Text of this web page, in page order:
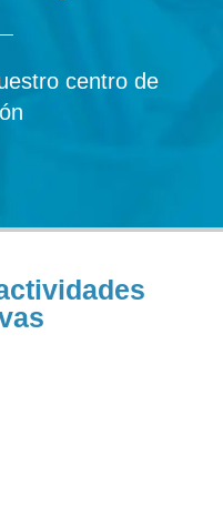
centro de